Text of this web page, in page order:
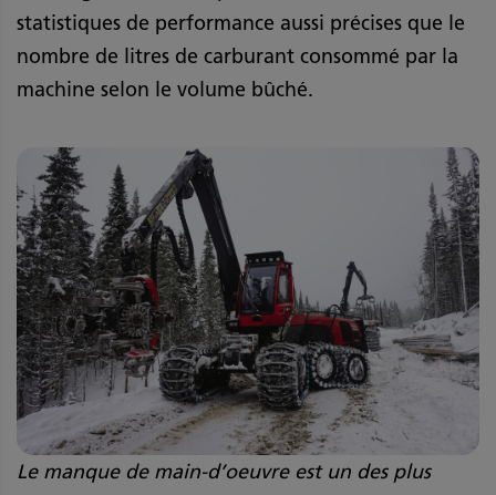
statistiques de performance aussi précises que le
nombre de litres de carburant consommé par la
machine selon le volume bûché.
Le manque de main-d’oeuvre est un des plus